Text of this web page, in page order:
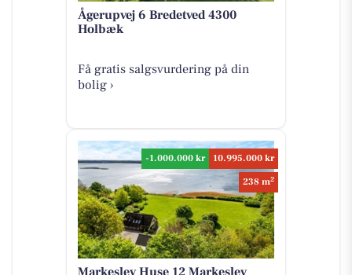
Ågerupvej 6 Bredetved 4300
Holbæk
Få gratis salgsvurdering på din
bolig ›
-1.000.000 kr
10.995.000 kr
238 m2